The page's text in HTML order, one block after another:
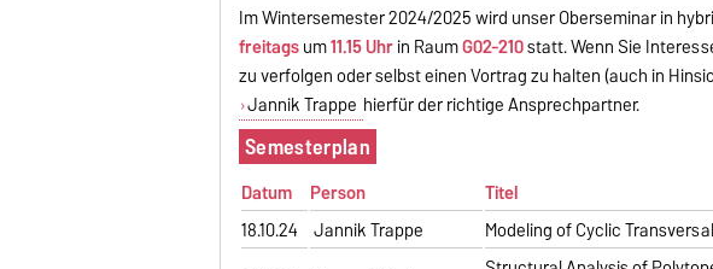
Im Wintersemester 2024/2025 wird unser Oberseminar in
freitagsum11.15 Uhrin RaumG02-210statt. Wenn Sie
zu verfolgen oder selbst einen Vortrag zu halten (auch in
Jannik Trappe hierfür der richtige Ansprechpartner.
Semesterplan
Datum Person
Titel
18.10.24 Jannik Trappe
Modeling of Cyclic